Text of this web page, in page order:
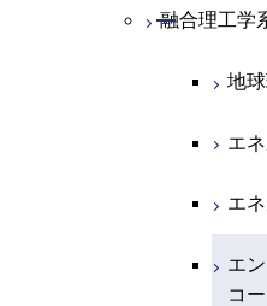
原子
人
ース
人
原子
人
物
ース
原子
地
人
物
知能
エ
人
物
人
物
エ
土木
エ
融合理工学
開閉
地
エ
エ
エ
コ